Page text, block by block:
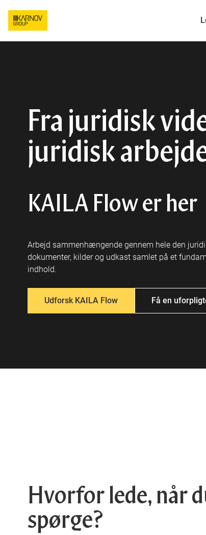
Fra juridisk
juridisk
KAILA Flow er her
Arbejd sammenhængende gennem hele den
dokumenter, kilder og udkast samlet på et
indhold.
Udforsk KAILA Flow Få en
Hvorfor lede, når
spørge?